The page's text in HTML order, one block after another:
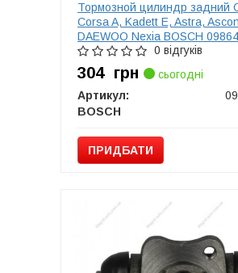
Тормозной цилиндр задний
Corsa A, Kadett E, Astra,
DAEWOO Nexia BOSCH
0 відгуків
304 грн
сьогодні
Артикул:
BOSCH
ПРИДБАТИ